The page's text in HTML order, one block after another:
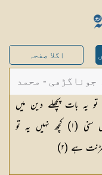
اگلا صفحہ
جوناگڑھی - محمد
یہ بات پچھلے دین میں
سنی (١) کچھ نہیں یہ تو
ہے (٢)